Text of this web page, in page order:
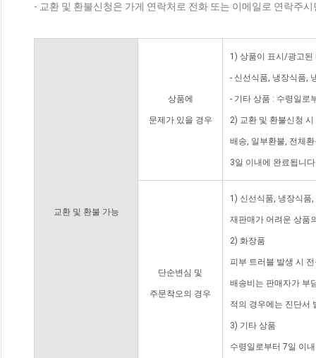
- 교환 및 환불신청은 가게 연락처로 전화 또는 이메일로 연락주
교환 및 환불 가능
상품에
문제가 있을 경우
1) 상품이 표시/광고된
- 신선식품, 냉장식품,
- 기타 상품 : 수령일로
2) 교환 및 환불신청
배송, 일부환불, 전체
3일 이내에 완료됩니
단순변심 및
주문착오의 경우
1) 신선식품, 냉장식품
재판매가 어려운 상품
2) 화장품
피부 트러블 발생 시
배송비는 판매자가 부
적의 경우에는 진단서
3) 기타 상품
수령일로부터 7일 이